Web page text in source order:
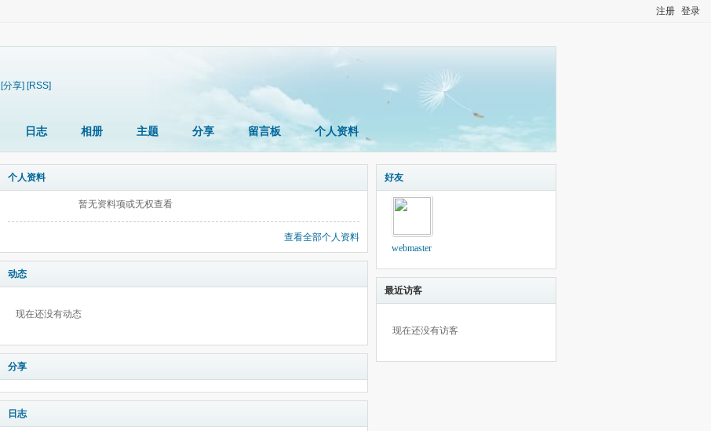
注册 登录
[分享] [RSS]
日志 相册 主题 分享 留言板 个人资料
个人资料
暂无资料项或无权查看
查看全部个人资料
动态
现在还没有动态
分享
日志
好友
webmaster
最近访客
现在还没有访客